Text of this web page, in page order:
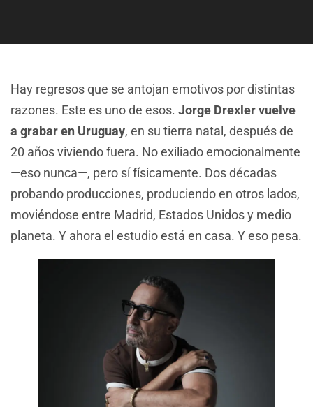
Hay regresos que se antojan emotivos por distintas
razones. Este es uno de esos. Jorge Drexler vuelve
a grabar en Uruguay, en su tierra natal, después de
20 años viviendo fuera. No exiliado emocionalmente
—eso nunca—, pero sí físicamente. Dos décadas
probando producciones, produciendo en otros lados,
moviéndose entre Madrid, Estados Unidos y medio
planeta. Y ahora el estudio está en casa. Y eso pesa.